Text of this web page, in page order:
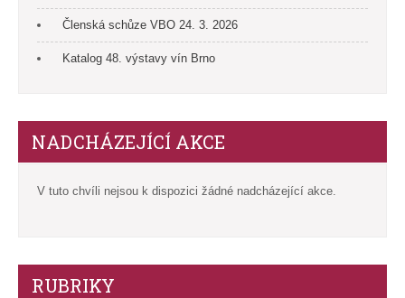
Členská schůze VBO 24. 3. 2026
Katalog 48. výstavy vín Brno
NADCHÁZEJÍCÍ AKCE
V tuto chvíli nejsou k dispozici žádné nadcházející akce.
RUBRIKY